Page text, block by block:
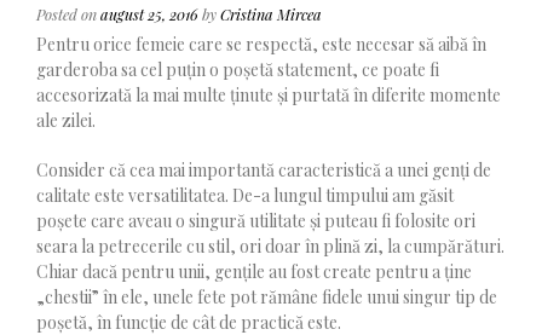
Posted onaugust 25, 2016byCristina Mircea
Pentru orice femeie care se respectă, este necesar să aibă în
garderoba sa cel puțin o poșetă statement, ce poate fi
accesorizată la mai multe ținute și purtată în diferite momente
ale zilei.
Consider că cea mai importantă caracteristică a unei genți de
calitate este versatilitatea. De-a lungul timpului am găsit
poșete care aveau o singură utilitate și puteau fi folosite ori
seara la petrecerile cu stil, ori doar în plină zi, la cumpărături.
Chiar dacă pentru unii, gențile au fost create pentru a ține
„chestii” în ele, unele fete pot rămâne fidele unui singur tip de
poșetă, în funcție de cât de practică este.